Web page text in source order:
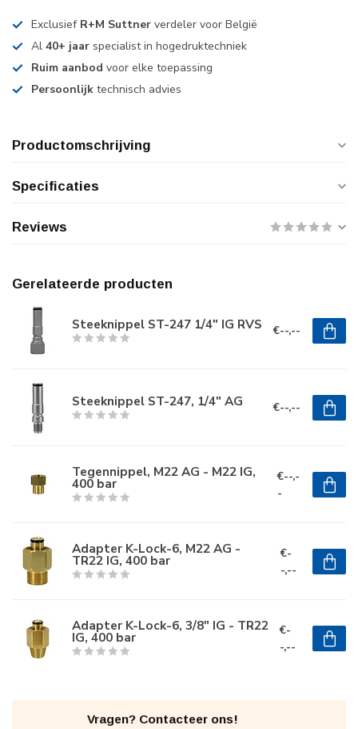
Exclusief R+M Suttner verdeler voor België
Al 40+ jaar specialist in hogedruktechniek
Ruim aanbod voor elke toepassing
Persoonlijk technisch advies
Productomschrijving
Specificaties
Reviews
Gerelateerde producten
Steeknippel ST-247 1/4" IG RVS €--,--
Steeknippel ST-247, 1/4" AG €--,--
Tegennippel, M22 AG - M22 IG,
400 bar
€--,-
-
Adapter K-Lock-6, M22 AG -
TR22 IG, 400 bar
€-
-,--
Adapter K-Lock-6, 3/8" IG - TR22
IG, 400 bar
€-
-,--
Vragen? Contacteer ons!